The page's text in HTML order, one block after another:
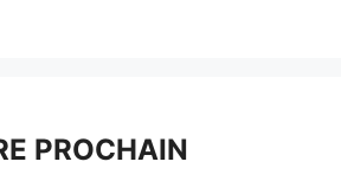
PROCHAIN